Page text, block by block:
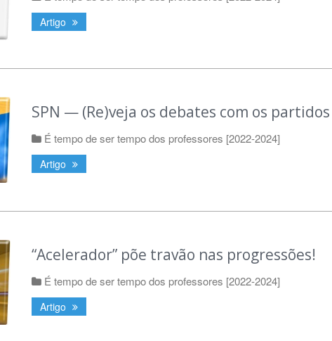
Artigo
SPN — (Re)veja os debates com os partidos
É tempo de ser tempo dos professores [2022-2024]
Artigo
“Acelerador” põe travão nas progressões!
É tempo de ser tempo dos professores [2022-2024]
Artigo